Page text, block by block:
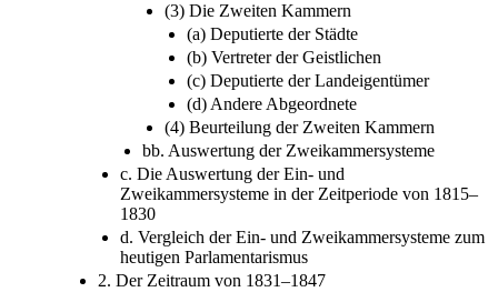
(3) Die Zweiten Kammern
(a) Deputierte der Städte
(b) Vertreter der Geistlichen
(c) Deputierte der Landeigentümer
(d) Andere Abgeordnete
(4) Beurteilung der Zweiten Kammern
bb. Auswertung der Zweikammersysteme
c. Die Auswertung der Ein- und
Zweikammersysteme in der Zeitperiode von 1815–
1830
d. Vergleich der Ein- und Zweikammersysteme zum
heutigen Parlamentarismus
2. Der Zeitraum von 1831–1847